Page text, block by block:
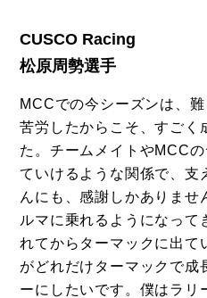
CUSCO Racing
松原周勢選手
MCCでの今シーズンは、
苦労したからこそ、すごく
た。チームメイトやMCC
ていけるような関係で、支
んにも、感謝しかありませ
ルマに乗れるようになって
れてからターマックに出て
がどれだけターマックで成
ーにしたいです。僕はラリ